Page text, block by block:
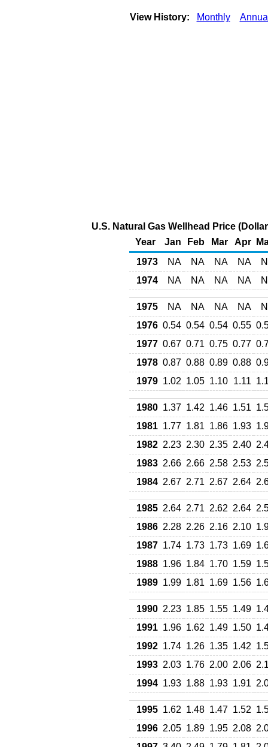
View History: Monthly
U.S. Natural Gas Wellhead Price
Year
Jan Feb Mar Apr
1973
NA NA NA NA
1974
NA NA NA NA
1975 NA NA NA NA
1976 0.54 0.54 0.54 0.55
1977 0.67 0.71 0.75 0.77
1978 0.87 0.88 0.89 0.88
1979 1.02 1.05 1.10 1.11
1980 1.37 1.42 1.46 1.51
1981 1.77 1.81 1.86 1.93
1982 2.23 2.30 2.35 2.40
1983 2.66 2.66 2.58 2.53
1984 2.67 2.71 2.67 2.64
1985 2.64 2.71 2.62 2.64
1986 2.28 2.26 2.16 2.10
1987 1.74 1.73 1.73 1.69
1988 1.96 1.84 1.70 1.59
1989 1.99 1.81 1.69 1.56
1990 2.23 1.85 1.55 1.49
1991 1.96 1.62 1.49 1.50
1992 1.74 1.26 1.35 1.42
1993 2.03 1.76 2.00 2.06
1994 1.93 1.88 1.93 1.91
1995 1.62 1.48 1.47 1.52
1996 2.05 1.89 1.95 2.08